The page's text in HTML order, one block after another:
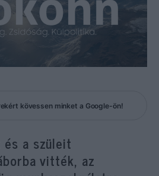
kövessen minket a Google-ön!
és a szüleit
vitték, az